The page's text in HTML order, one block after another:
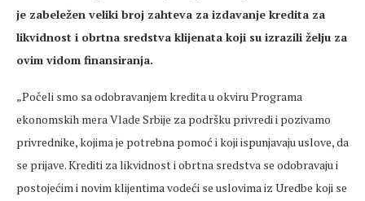
je zabeležen veliki broj zahteva za izdavanje kredita za
likvidnost i obrtna sredstva klijenata koji su izrazili želju za
ovim vidom finansiranja.
„Počeli smo sa odobravanjem kredita u okviru Programa
ekonomskih mera Vlade Srbije za podršku privredi i pozivamo
privrednike, kojima je potrebna pomoć i koji ispunjavaju uslove, da
se prijave. Krediti za likvidnost i obrtna sredstva se odobravaju i
postojećim i novim klijentima vodeći se uslovima iz Uredbe koji se